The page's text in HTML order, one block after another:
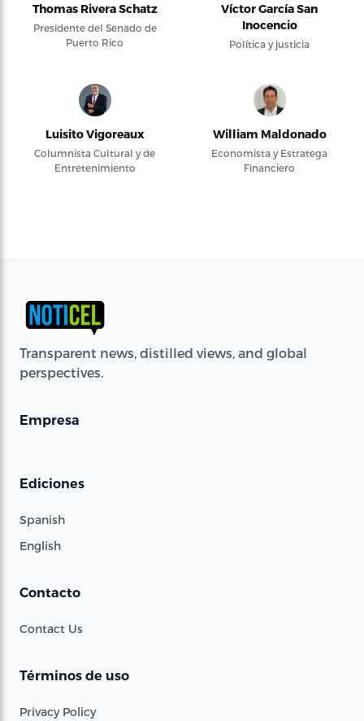
Thomas Rivera Schatz
Presidente del Senado de
Puerto Rico
Víctor García San
Inocencio
Política y justicia
Luisito Vigoreaux
Columnista Cultural y de
Entretenimiento
William Maldonado
Economista y Estratega
Financiero
Transparent news, distilled views, and global
perspectives.
Empresa
Ediciones
Spanish
English
Contacto
Contact Us
Términos de uso
Privacy Policy